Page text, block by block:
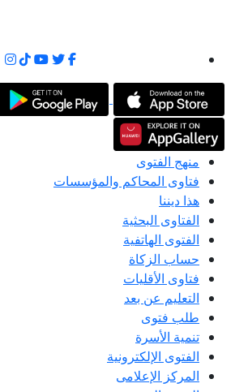
منهج الفتوى
فتاوى المحاكم والمؤسسات
هذا ديننا
الفتاوى البحثية
الفتوى الهاتفية
حساب الزكاة
فتاوى الأقليات
التعليم عن بعد
طلب فتوى
تنمية الأسرة
الفتوى الإلكترونية
المركز الإعلامى